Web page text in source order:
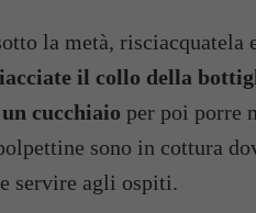
la metà, risciacquatela
il collo della
cucchiaio per poi porre
sono in cottura
servire agli ospiti.